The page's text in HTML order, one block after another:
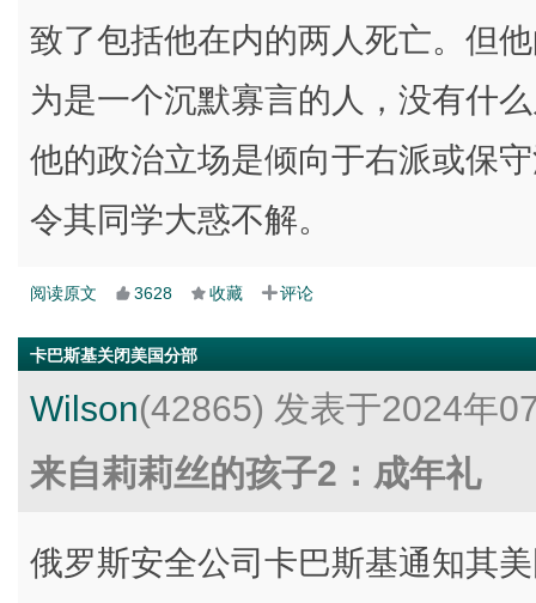
致了包括他在内的两人死亡。但
为是一个沉默寡言的人，没有什
他的政治立场是倾向于右派或保
令其同学大惑不解。
阅读原文 3628 收藏 评论
卡巴斯基关闭美国分部
Wilson(42865) 发表于2024年
来自莉莉丝的孩子2：成年礼
俄罗斯安全公司卡巴斯基通知其